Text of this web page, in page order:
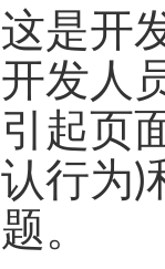
这是开
开发人
引起页
认行为)
题。